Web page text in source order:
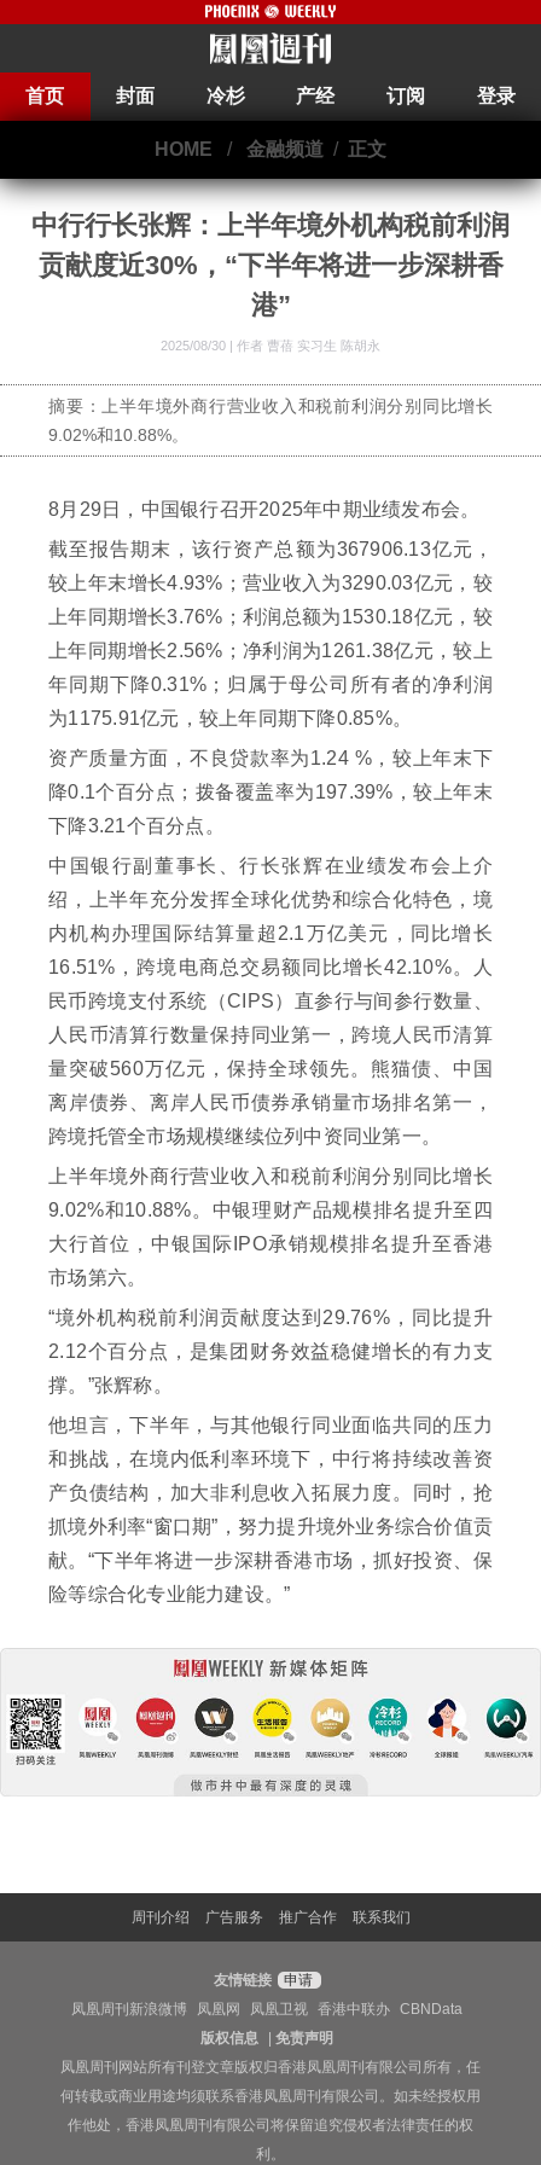
首页 封面 冷杉 产经 订阅 登录
HOME / 金融频道 / 正文
中行行长张辉：上半年境外机构税前利润
贡献度近30%，“下半年将进一步深耕香
港”
2025/08/30 | 作者 曹蓓 实习生 陈胡永
摘要：上半年境外商行营业收入和税前利润分别同比增长
9.02%和10.88%。
8月29日，中国银行召开2025年中期业绩发布会。
截至报告期末，该行资产总额为367906.13亿元，
较上年末增长4.93%；营业收入为3290.03亿元，较
上年同期增长3.76%；利润总额为1530.18亿元，较
上年同期增长2.56%；净利润为1261.38亿元，较上
年同期下降0.31%；归属于母公司所有者的净利润
为1175.91亿元，较上年同期下降0.85%。
资产质量方面，不良贷款率为1.24 %，较上年末下
降0.1个百分点；拨备覆盖率为197.39%，较上年末
下降3.21个百分点。
中国银行副董事长、行长张辉在业绩发布会上介
绍，上半年充分发挥全球化优势和综合化特色，境
内机构办理国际结算量超2.1万亿美元，同比增长
16.51%，跨境电商总交易额同比增长42.10%。人
民币跨境支付系统（CIPS）直参行与间参行数量、
人民币清算行数量保持同业第一，跨境人民币清算
量突破560万亿元，保持全球领先。熊猫债、中国
离岸债券、离岸人民币债券承销量市场排名第一，
跨境托管全市场规模继续位列中资同业第一。
上半年境外商行营业收入和税前利润分别同比增长
9.02%和10.88%。中银理财产品规模排名提升至四
大行首位，中银国际IPO承销规模排名提升至香港
市场第六。
“境外机构税前利润贡献度达到29.76%，同比提升
2.12个百分点，是集团财务效益稳健增长的有力支
撑。”张辉称。
他坦言，下半年，与其他银行同业面临共同的压力
和挑战，在境内低利率环境下，中行将持续改善资
产负债结构，加大非利息收入拓展力度。同时，抢
抓境外利率“窗口期”，努力提升境外业务综合价值贡
献。“下半年将进一步深耕香港市场，抓好投资、保
险等综合化专业能力建设。”
周刊介绍 广告服务 推广合作 联系我们
友情链接
申请
凤凰周刊新浪微博
凤凰网 凤凰卫视 香港中联办
CBNData
版权信息
|免责声明
凤凰周刊网站所有刊登文章版权归香港凤凰周刊有限公司所有，任
何转载或商业用途均须联系香港凤凰周刊有限公司。如未经授权用
作他处，香港凤凰周刊有限公司将保留追究侵权者法律责任的权
利。